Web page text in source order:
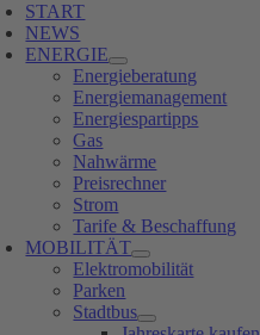
START
NEWS
ENERGIE
Energieberatung
Energiemanagement
Energiespartipps
Gas
Nahwärme
Preisrechner
Strom
Tarife & Beschaffung
MOBILITÄT
Elektromobilität
Parken
Stadtbus